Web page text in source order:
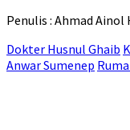
Penulis : Ahmad Ainol
Dokter Husnul Ghaib
Anwar Sumenep